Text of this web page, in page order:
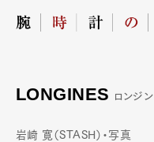
LONGINES ロンジン
岩崎 寛（STASH）・写真